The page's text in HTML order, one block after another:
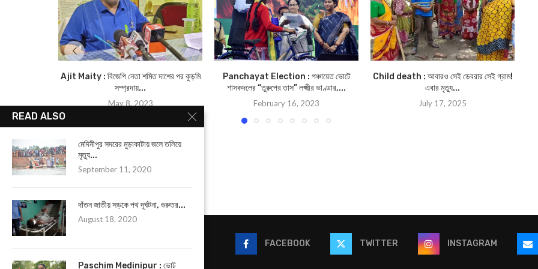
Ajit Maity : বিজেপি নেতা শমিত দাশের পর কুড়মি
সম্প্রদায়...
May 8, 2023
Panchayat Election : পঞ্চায়েত ভোটে
শাসকদলের “তুরুপের তাস” লক্ষ্মীর ভাণ্ডার,...
February 16, 2023
Child death : আবারও সেই ডেবরার সেই গ্রাম!
এবার মৃত্যু...
July 17, 2025
FACEBOOK TWITTER INSTAGRAM
READ ALSO
মেদিনীপুর সদরের মুড়াকাটায় জলে তলিয়ে
মৃত্যু...
September 11, 2020
দাঁতন জাতীয় সড়কে পথ দূর্ঘটনা, গুরুতর...
August 18, 2020
Paschim Medinipur : ভোট